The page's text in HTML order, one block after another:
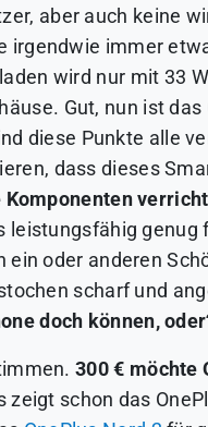
aber auch keine
irgendwie immer
wird nur mit 33
. Gut, nun ist das
diese Punkte alle
dass dieses
Komponenten
leistungsfähig genug
oder anderen
scharf und
doch können,
300 € möchte
zeigt schon das